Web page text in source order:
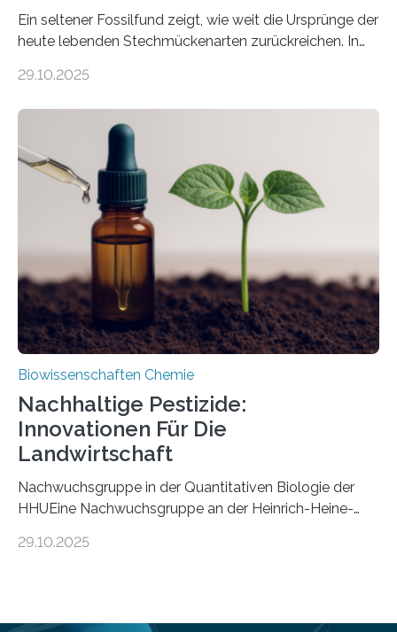
Ein seltener Fossilfund zeigt, wie weit die Ursprünge der
heute lebenden Stechmückenarten zurückreichen. In
Forschende die bisher älteste bekannte Stechmücken-
Region Kachin in Myanmar und hat sich in
ausgezeichnetem Zustand erhalten. Es konnte als neue
Art einer neuen Gattung beschrieben werden und trägt
nun den Namen Cretosabethes primaevus. Dieser erste
fossile Nachweis einer Stechmückenlarve in Bernstein
stellt gleichzeitig den ersten Fossilfund einer
Mückenlarve aus dem Mesozoikum dar, denn…
29.10.2025
Biowissenschaften Chemie
Nachhaltige Pestizide:
Innovationen Für Die
Landwirtschaft
Nachwuchsgruppe in der Quantitativen Biologie der
HHUEine Nachwuchsgruppe an der Heinrich-Heine-
fünf Jahren erforschen, wie Bakterien auf
29.10.2025